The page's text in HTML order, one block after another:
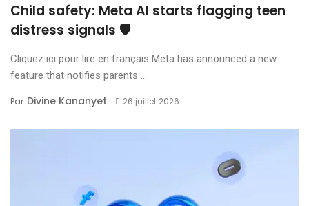
Child safety: Meta AI starts flagging teen
distress signals 🛡️
Cliquez ici pour lire en français Meta has announced a new
feature that notifies parents ...
Par Divine Kananyet 26 juillet 2026